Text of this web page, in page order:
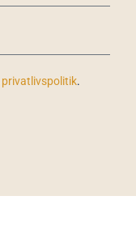
privatlivspolitik.